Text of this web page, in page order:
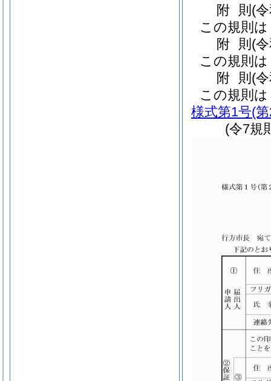
附 則 (
この規則
附 則 (
この規則
附 則 (
この規則
様式第1号(
(令7規